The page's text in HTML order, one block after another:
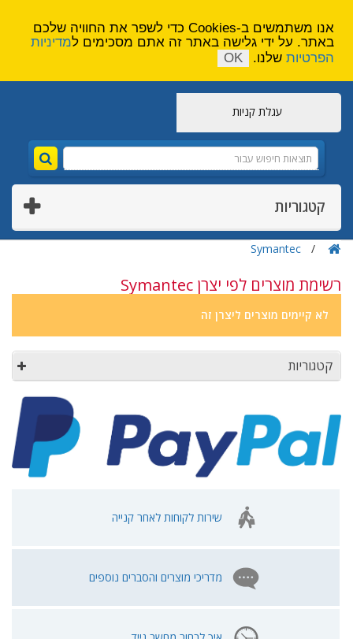
עגלת קניות
קטגוריות
Symantec
רשימת מוצרים לפי יצרן Symantec
לא קיימים מוצרים ליצרן זה
קטגוריות
שירות לקוחות לאחר קנייה
מדריכי מוצרים והסברים נוספים
אנו משתמשים ב-Cookies כדי לשפר את החוויה שלכם
באתר. על ידי גלישה באתר זה אתם מסכימים למדיניות
הפרטיות שלנו. OK